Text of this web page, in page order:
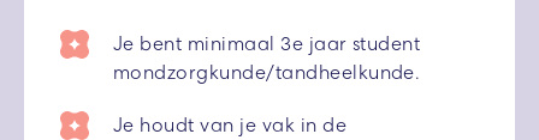
Je bent minimaal 3e jaar student
mondzorgkunde/tandheelkunde.
Je houdt van je vak in de